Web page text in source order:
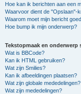
Hoe kan ik berichten aan een
Waarvoor dient de "Opslaan"-
Waarom moet mijn bericht
Hoe bump ik mijn onderwerp?
Tekstopmaak en onderwerp
Wat is BBCode?
Kan ik HTML gebruiken?
Wat zijn Smilies?
Kan ik afbeeldingen plaatsen?
Wat zijn globale mededelingen?
Wat zijn mededelingen?